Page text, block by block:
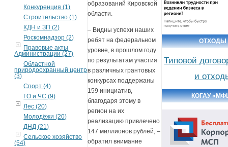
Конкуренция (1)
Строительство (1)
КДН и ЗП (2)
Роскомнадзор (2)
Правовые акты
Администрации (27)
Областной
природоохранный центр
(3)
Спорт (4)
ГО и ЧС (9)
Лес (20)
Молодёжи (20)
ДНД (21)
Сельское хозяйство
(54)
образований Кировской
области.
– Видны успехи наших
ребят на федеральном
уровне, в прошлом году
по результатам участия
в различных грантовых
конкурсах поддержаны
159 инициатив,
благодаря этому в
регион на их
реализацию привлечено
147 миллионов рублей, –
обратил внимание
ОТХОДЫ
Типовой
и
КОГАУ